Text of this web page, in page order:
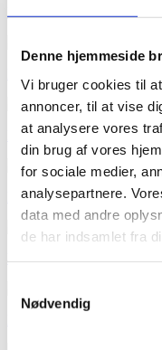
Denne hjemmeside
Vi bruger cookies til
annoncer, til at vise
at analysere vores
din brug af vores
for sociale medier,
analysepartnere.
data med andre
de har indsamlet fra
Nødvendig
De uundgåelige
Insekter
Rovdyr
Krybdyr og padder